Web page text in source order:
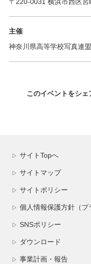
主催
神奈川県高等学校写真連盟
このイベントをシェ
▷ サイトTopへ
▷ サイトマップ
▷ サイトポリシー
▷ 個人情報保護方針（プ
▷ SNSポリシー
▷ ダウンロード
▷ 事業計画・報告